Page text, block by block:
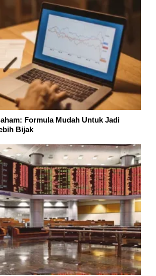
Formula Mudah Untuk Jadi
Bijak